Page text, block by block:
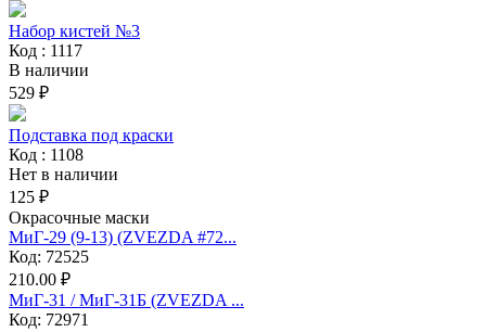
Набор кистей №3
Код : 1117
В наличии
529 ₽
Подставка под краски
Код : 1108
Нет в наличии
125 ₽
Окрасочные маски
МиГ-29 (9-13) (ZVEZDA #72...
Код: 72525
210.00 ₽
МиГ-31 / МиГ-31Б (ZVEZDA ...
Код: 72971